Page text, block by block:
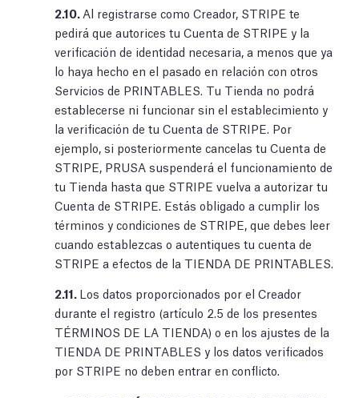
2.10. Al registrarse como Creador, STRIPE te
pedirá que autorices tu Cuenta de STRIPE y la
verificación de identidad necesaria, a menos que ya
lo haya hecho en el pasado en relación con otros
Servicios de PRINTABLES. Tu Tienda no podrá
establecerse ni funcionar sin el establecimiento y
la verificación de tu Cuenta de STRIPE. Por
ejemplo, si posteriormente cancelas tu Cuenta de
STRIPE, PRUSA suspenderá el funcionamiento de
tu Tienda hasta que STRIPE vuelva a autorizar tu
Cuenta de STRIPE. Estás obligado a cumplir los
términos y condiciones de STRIPE, que debes leer
cuando establezcas o autentiques tu cuenta de
STRIPE a efectos de la TIENDA DE PRINTABLES.
2.11. Los datos proporcionados por el Creador
durante el registro (artículo 2.5 de los presentes
TÉRMINOS DE LA TIENDA) o en los ajustes de la
TIENDA DE PRINTABLES y los datos verificados
por STRIPE no deben entrar en conflicto.